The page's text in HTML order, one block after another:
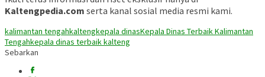
Kaltengpedia.com serta kanal sosial media resmi kami.
kalimantan tengahkaltengkepala dinasKepala Dinas Terbaik Kalimantan
Tengahkepala dinas terbaik kalteng
Sebarkan